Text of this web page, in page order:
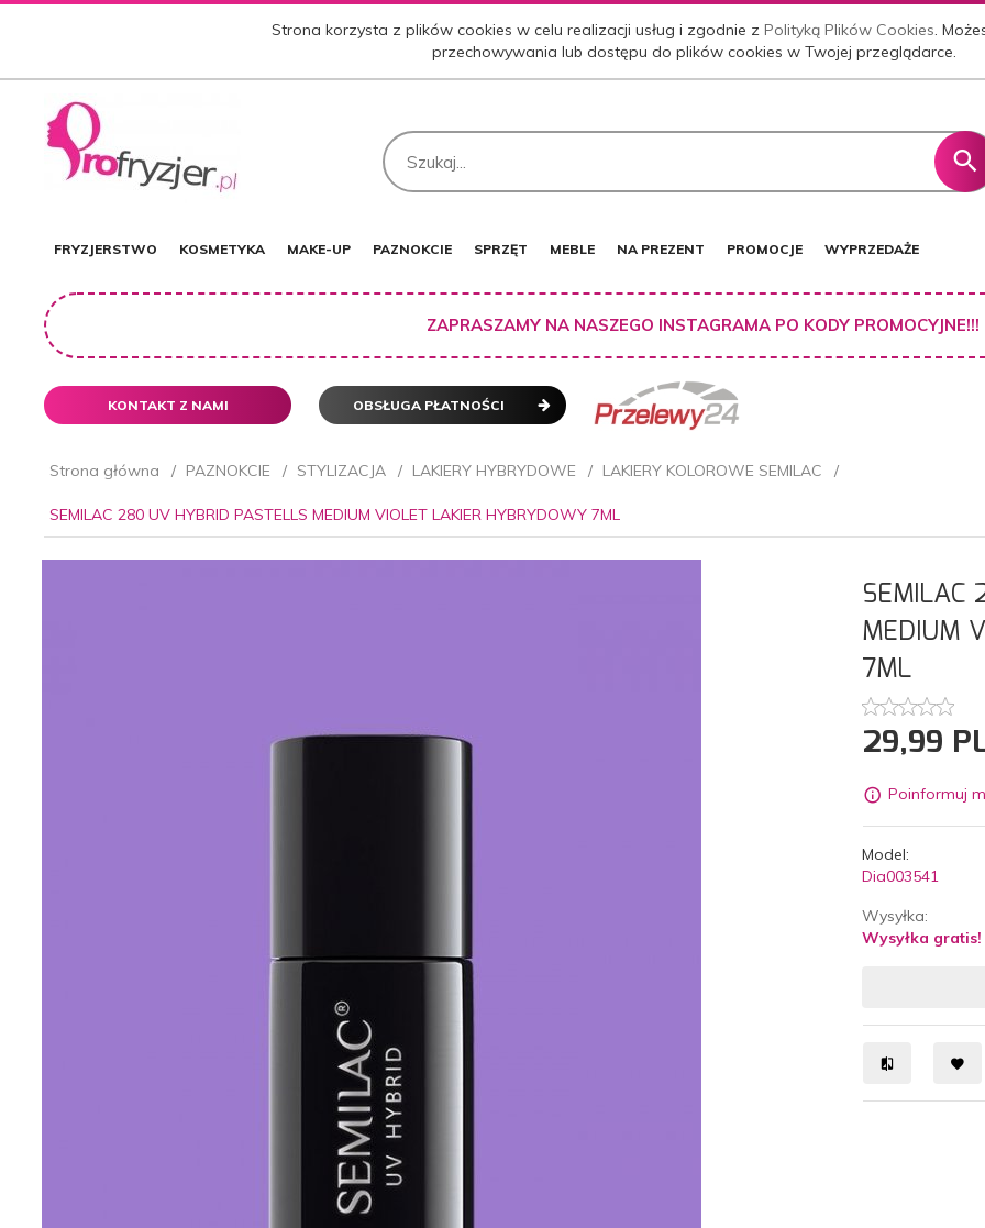
Strona korzysta z plików cookies w celu realizacji usług i zgodnie zPolityką Plików Cookies.
przechowywania lub dostępu do plików cookies w Twojej przeglądarce.
FRYZJERSTWO KOSMETYKA MAKE-UP PAZNOKCIE SPRZĘT MEBLE NA PREZENT PROMOCJE WYPRZEDAŻE
ZAPRASZAMY NA NASZEGO INSTAGRAMA PO KODY PROMOCYJNE!!!
KONTAKT Z NAMI OBSŁUGA PŁATNOŚCI
Strona główna PAZNOKCIE STYLIZACJA LAKIERY HYBRYDOWE LAKIERY KOLOROWE SEMILAC
SEMILAC 280 UV HYBRID PASTELLS MEDIUM VIOLET LAKIER HYBRYDOWY 7ML
SEMILAC
MEDIUM
7ML
29,99
Poinformuj
Model:
Dia003541
Wysyłka:
Wysyłka gratis!